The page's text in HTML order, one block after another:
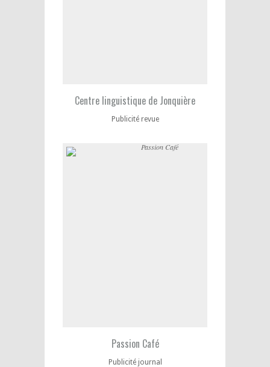
Centre linguistique de Jonquière
Publicité revue
Passion Café
Publicité journal